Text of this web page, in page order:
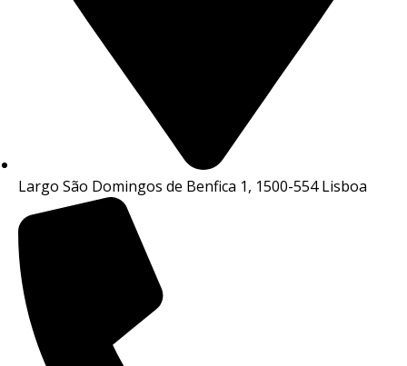
Largo São Domingos de Benfica 1, 1500-554 Lisboa